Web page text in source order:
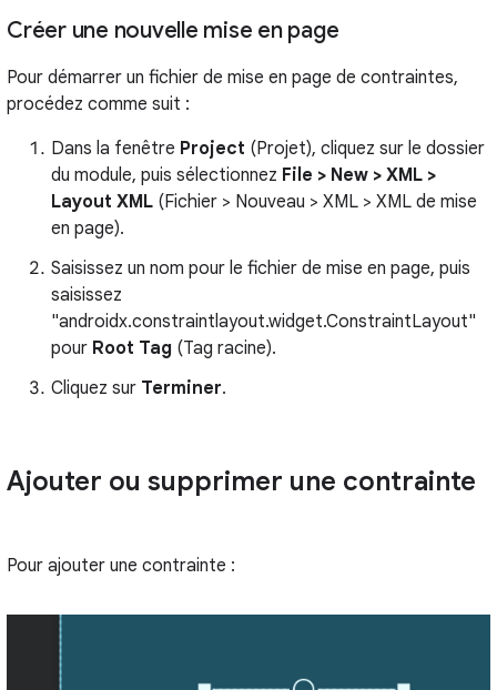
Créer une nouvelle mise en page
Pour démarrer un fichier de mise en page de contraintes,
procédez comme suit :
Dans la fenêtre Project (Projet), cliquez sur le dossier
du module, puis sélectionnez File > New > XML >
Layout XML (Fichier > Nouveau > XML > XML de mise
en page).
Saisissez un nom pour le fichier de mise en page, puis
saisissez
"androidx.constraintlayout.widget.ConstraintLayout"
pour Root Tag (Tag racine).
Cliquez sur Terminer.
Ajouter ou supprimer une contrainte
Pour ajouter une contrainte :